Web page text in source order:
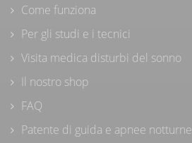
Come funziona
Per gli studi e i tecnici
Visita medica disturbi del sonno
Il nostro shop
FAQ
Patente di guida e apnee notturne